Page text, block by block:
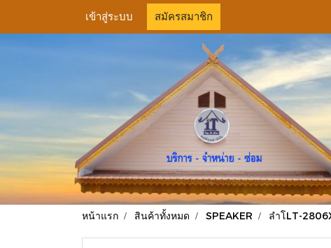
เข้าสู่ระบบ สมัครสมาชิก
หน้าแรก สินค้าทั้งหมด SPEAKER ลำโLT-